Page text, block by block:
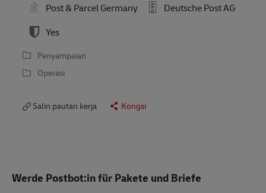
Post & Parcel Germany
Deutsche Post AG
Yes
Penyampaian
Operasi
Salin pautan kerja Kongsi
Werde Postbot:in für Pakete und Briefe